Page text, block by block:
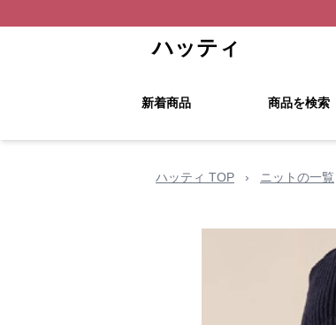
ハッティ
新着商品 商品を検索
ハッティ TOP › ニットの一覧